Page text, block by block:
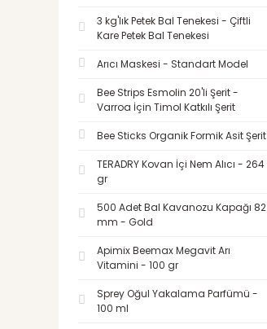
3 kg'lık Petek Bal Tenekesi - Çiftli
Kare Petek Bal Tenekesi
Arıcı Maskesi - Standart Model
Bee Strips Esmolin 20'li Şerit -
Varroa İçin Timol Katkılı Şerit
Bee Sticks Organik Formik Asit Şerit
TERADRY Kovan İçi Nem Alıcı - 264
gr
500 Adet Bal Kavanozu Kapağı 82
mm - Gold
Apimix Beemax Megavit Arı
Vitamini - 100 gr
Sprey Oğul Yakalama Parfümü -
100 ml